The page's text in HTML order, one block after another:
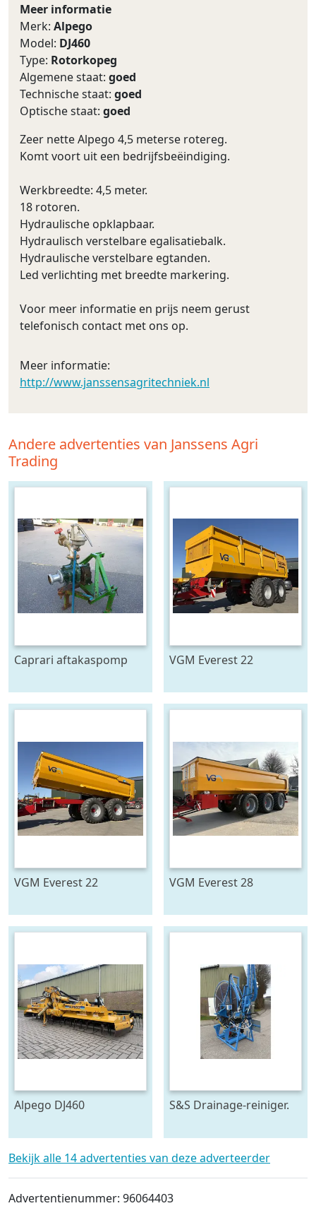
Meer informatie
Merk: Alpego
Model: DJ460
Type: Rotorkopeg
Algemene staat: goed
Technische staat: goed
Optische staat: goed
Zeer nette Alpego 4,5 meterse rotereg.
Komt voort uit een bedrijfsbeëindiging.
Werkbreedte: 4,5 meter.
18 rotoren.
Hydraulische opklapbaar.
Hydraulisch verstelbare egalisatiebalk.
Hydraulische verstelbare egtanden.
Led verlichting met breedte markering.
Voor meer informatie en prijs neem gerust
telefonisch contact met ons op.
Meer informatie:
http://www.janssensagritechniek.nl
Andere advertenties van Janssens Agri
Trading
Caprari aftakaspomp VGM Everest 22
VGM Everest 22 VGM Everest 28
Alpego DJ460
S&S Drainage-reiniger.
Bekijk alle 14 advertenties van deze adverteerder
Advertentienummer: 96064403